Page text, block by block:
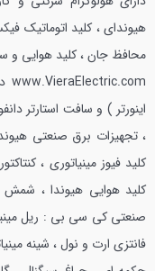
هیوندای ، کلید اتوماتیک
محافظ جان ، کلید هوایی و
www.VieraElectric.com
اینورتر ) و سافت استارتر
، تجهیزات برق صنعتی
کلید فیوز مینیاتوری ،
کلید هوایی هیوندا ، شمش
صنعتی کی سی بی : ریل
فانتزی ارت و نول ، شینه